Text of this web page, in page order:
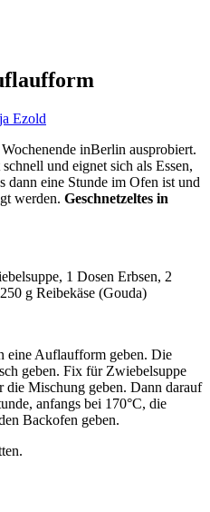
Ezold
inBerlin ausprobiert.
und eignet sich als Essen,
dann eine Stunde im Ofen ist und
werden. Geschnetzeltes in
1 Dosen Erbsen, 2
g Reibekäse (Gouda)
eine Auflaufform geben. Die
geben. Fix für Zwiebelsuppe
die Mischung geben. Dann darauf
anfangs bei 170°C, die
Backofen geben.